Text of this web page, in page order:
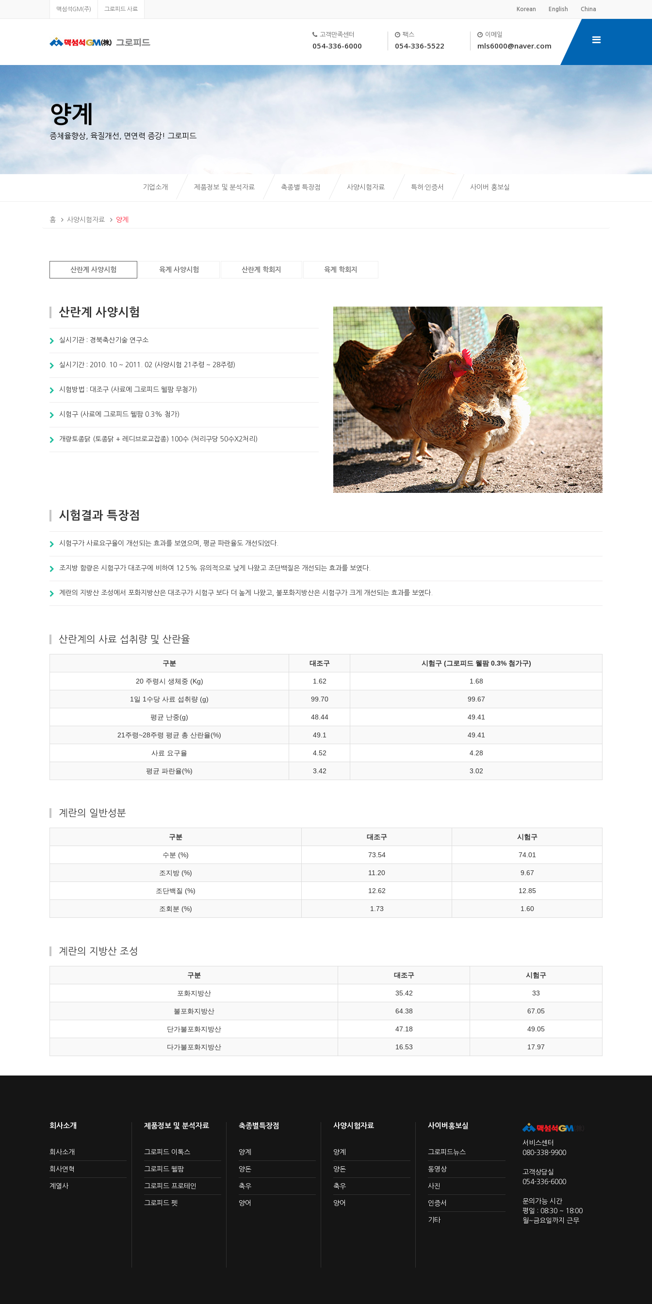
맥섬석GM(주) 그로피드 사료 China
English
Korean
고객만족센터
054-336-6000
팩스
054-336-5522
이메일
mls6000@naver.com
양계
증체율향상, 육질개선, 면연력 증강! 그로피드
기업소개 제품정보 및 분석자료 축종별 특장점 사양시험자료 특허·인증서 사이버 홍보실
홈 사양시험자료 양계
산란계 사양시험 육계 사양시험 산란계 학회지 육계 학회지
산란계 사양시험
실시기관 : 경북축산기술 연구소
실시기간 : 2010. 10 ~ 2011. 02 (사양시험 21주령 ~ 28주령)
시험방법 : 대조구 (사료에 그로피드 웰팜 무첨가)
시험구 (사료에 그로피드 웰팜 0.3% 첨가)
개량토종닭 (토종닭 + 레디브로교잡종) 100수 (처리구당 50수X2처리)
시험결과 특장점
시험구가 사료요구율이 개선되는 효과를 보였으며, 평균 파란율도 개선되었다.
조지방 함량은 시험구가 대조구에 비하여 12.5% 유의적으로 낮게 나왔고 조단백질은 개선되는 효과를 보였다.
계란의 지방산 조성에서 포화지방산은 대조구가 시험구 보다 더 높게 나왔고, 불포화지방산은 시험구가 크게 개선되는 효과를 보였다.
산란계의 사료 섭취량 및 산란율
구분 대조구 시험구 (그로피드 웰팜 0.3% 첨가구)
20 주령시 생체중 (Kg) 1.62 1.68
1일 1수당 사료 섭취량 (g) 99.70 99.67
평균 난중(g) 48.44 49.41
21주령~28주령 평균 총 산란율(%) 49.1 49.41
사료 요구율 4.52 4.28
평균 파란율(%) 3.42 3.02
계란의 일반성분
구분 대조구 시험구
수분 (%) 73.54 74.01
조지방 (%) 11.20 9.67
조단백질 (%) 12.62 12.85
조회분 (%) 1.73 1.60
계란의 지방산 조성
구분 대조구 시험구
포화지방산 35.42 33
불포화지방산 64.38 67.05
단가불포화지방산 47.18 49.05
다가불포화지방산 16.53 17.97
회사소개
회사소개
회사연혁
계열사
제품정보 및 분석자료
그로피드 이톡스
그로피드 웰팜
그로피드 프로테인
그로피드 펫
축종별특장점
양계
양돈
축우
양어
사양시험자료
양계
양돈
축우
양어
사이버홍보실
그로피드뉴스
동영상
사진
인증서
기타
서비스센터
080-338-9900
고객상담실
054-336-6000
문의가능 시간
평일 : 08:30 ~ 18:00
월~금요일까지 근무